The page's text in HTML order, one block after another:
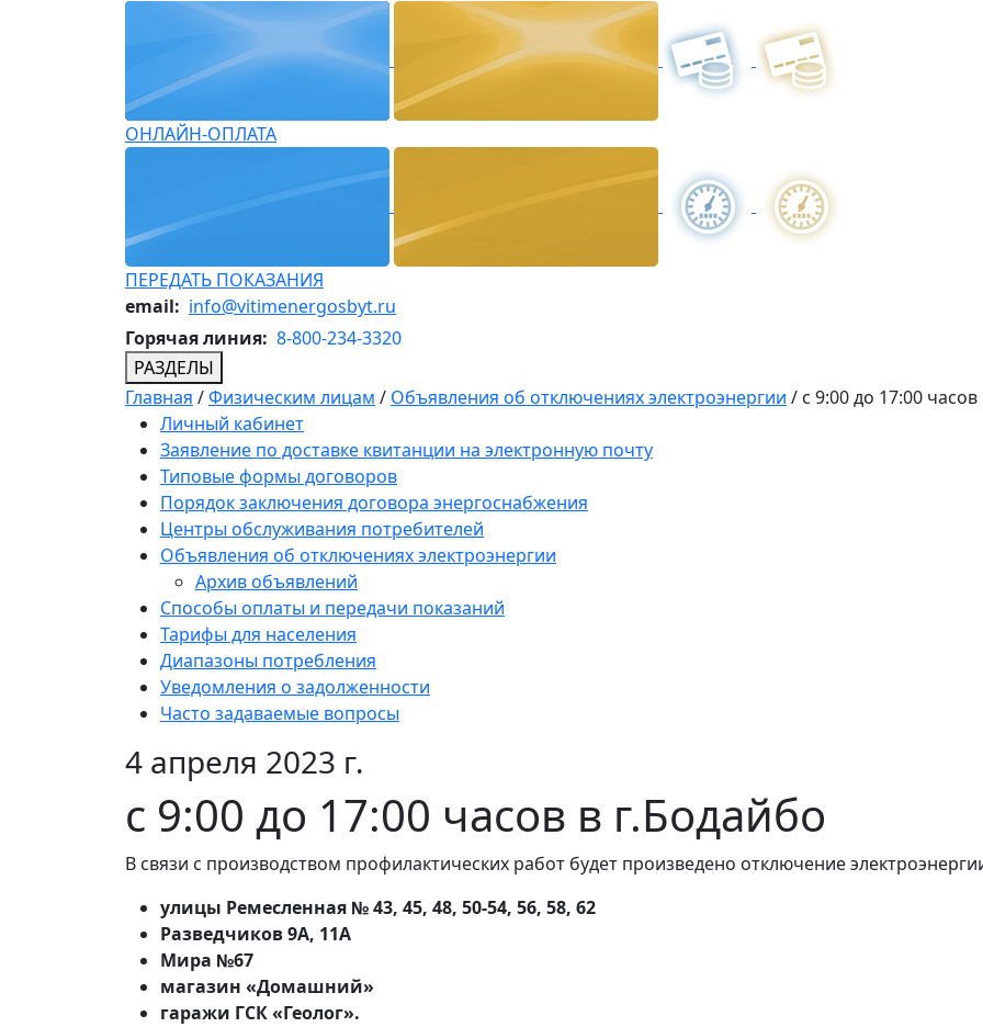
ОНЛАЙН-ОПЛАТА
ПЕРЕДАТЬ ПОКАЗАНИЯ
email: info@vitimenergosbyt.ru
Горячая линия: 8-800-234-3320
РАЗДЕЛЫ
Главная /Физическим лицам / Объявления об отключениях электроэнергии / с 9:00 до 17:00
Личный кабинет
Заявление по доставке квитанции на электронную почту
Типовые формы договоров
Порядок заключения договора энергоснабжения
Центры обслуживания потребителей
Объявления об отключениях электроэнергии
Архив объявлений
Способы оплаты и передачи показаний
Тарифы для населения
Диапазоны потребления
Уведомления о задолженности
Часто задаваемые вопросы
4 апреля 2023 г.
с 9:00 до 17:00 часов в г.Бодайбо
В связи с производством профилактических работ будет произведено отключение
улицы Ремесленная № 43, 45, 48, 50-54, 56, 58, 62
Разведчиков 9А, 11А
Мира №67
магазин «Домашний»
гаражи ГСК «Геолог».